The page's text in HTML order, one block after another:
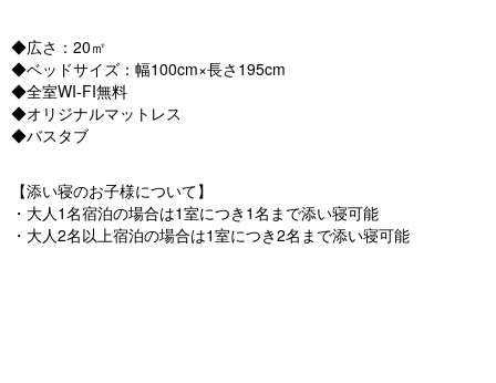
◆広さ：20㎡
◆ベッドサイズ：幅100cm×長さ195cm
◆全室WI-FI無料
◆オリジナルマットレス
◆バスタブ
【添い寝のお子様について】
・大人1名宿泊の場合は1室につき1名まで添い寝可能
・大人2名以上宿泊の場合は1室につき2名まで添い寝可能